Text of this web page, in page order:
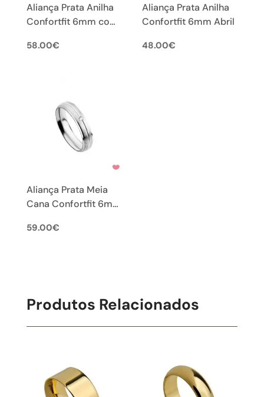
Aliança Prata Anilha
Confortfit 6mm com
58.00€
Aliança Prata Anilha
Confortfit 6mm Abril
48.00€
Aliança Prata Meia
Cana Confortfit 6mm
Primavera
59.00€
Produtos Relacionados